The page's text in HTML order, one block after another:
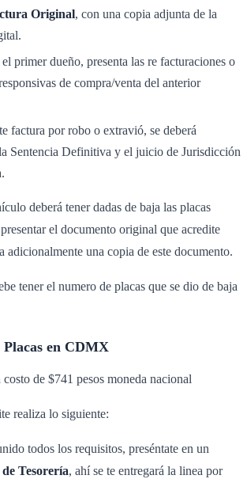
Original, con una copia adjunta de la
el primer dueño, presenta las re facturaciones o
de compra/venta del anterior
factura por robo o extravió, se deberá
Sentencia Definitiva y el juicio de Jurisdicción
deberá tener dadas de baja las placas
el documento original que acredite
adicionalmente una copia de este documento.
tener el numero de placas que se dio de baja
Placas en CDMX
de $741 pesos moneda nacional
realiza lo siguiente:
todos los requisitos, preséntate en un
Tesorería, ahí se te entregará la linea por